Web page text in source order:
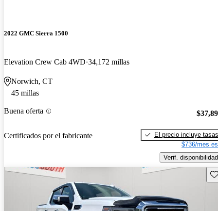
2022 GMC Sierra 1500
Elevation Crew Cab 4WD 34,172 millas
Norwich, CT
45 millas
Buena oferta
Certificados por el fabricante
El precio incluye tasas
$736/mes
Verif. disponibilidad